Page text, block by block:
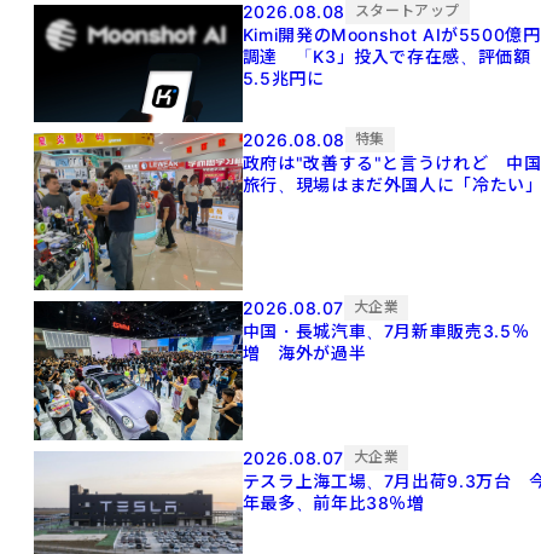
2026.08.08 スタートアップ
Kimi開発のMoonshot AIが5500億円
調達 「K3」投入で存在感、評価額
5.5兆円に
2026.08.08 特集
政府は"改善する"と言うけれど 中国
旅行、現場はまだ外国人に「冷たい
2026.08.07 大企業
中国・長城汽車、7月新車販売3.5％
増 海外が過半
2026.08.07 大企業
テスラ上海工場、7月出荷9.3万台
年最多、前年比38％増